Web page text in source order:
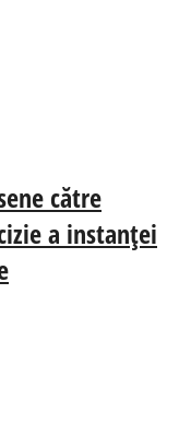
către
a instanței